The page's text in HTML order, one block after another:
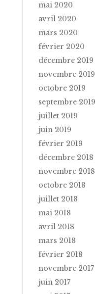
mai 2020
avril 2020
mars 2020
février 2020
décembre 2019
novembre 2019
octobre 2019
septembre 2019
juillet 2019
juin 2019
février 2019
décembre 2018
novembre 2018
octobre 2018
juillet 2018
mai 2018
avril 2018
mars 2018
février 2018
novembre 2017
juin 2017